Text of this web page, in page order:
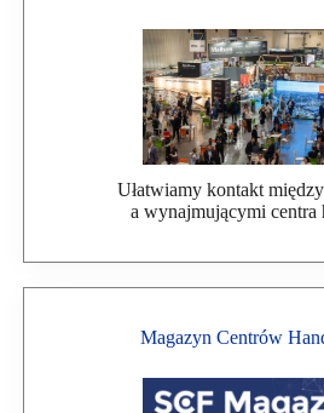
Ułatwiamy kontakt
a wynajmującymi centra
Magazyn Centrów